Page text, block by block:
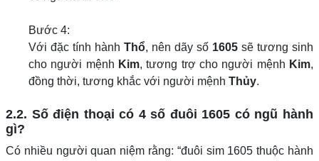
Bước 4:
Với đặc tính hành Thổ, nên dãy số 1605 sẽ tương sinh
cho người mệnh Kim, tương trợ cho người mệnh Kim,
đồng thời, tương khắc với người mệnh Thủy.
2.2. Số điện thoại có 4 số đuôi 1605 có ngũ hành
gì?
Có nhiều người quan niệm rằng: “đuôi sim 1605 thuộc hành